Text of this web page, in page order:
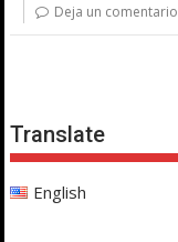
Deja un comentario
Translate
English